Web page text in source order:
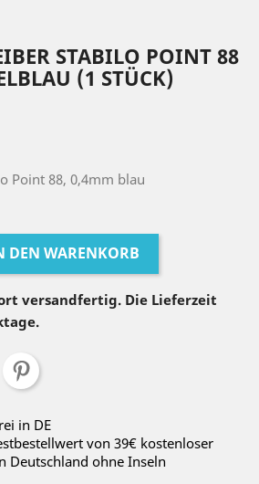
STABILO POINT 88
(1 STÜCK)
Point 88, 0,4mm blau
DEN WARENKORB
versandfertig. Die Lieferzeit
in DE
von 39€ kostenloser
Deutschland ohne Inseln